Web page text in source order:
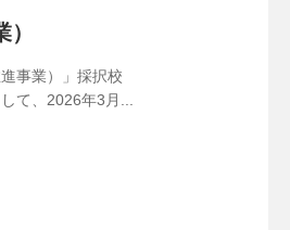
事業）」採択校
て、2026年3月...